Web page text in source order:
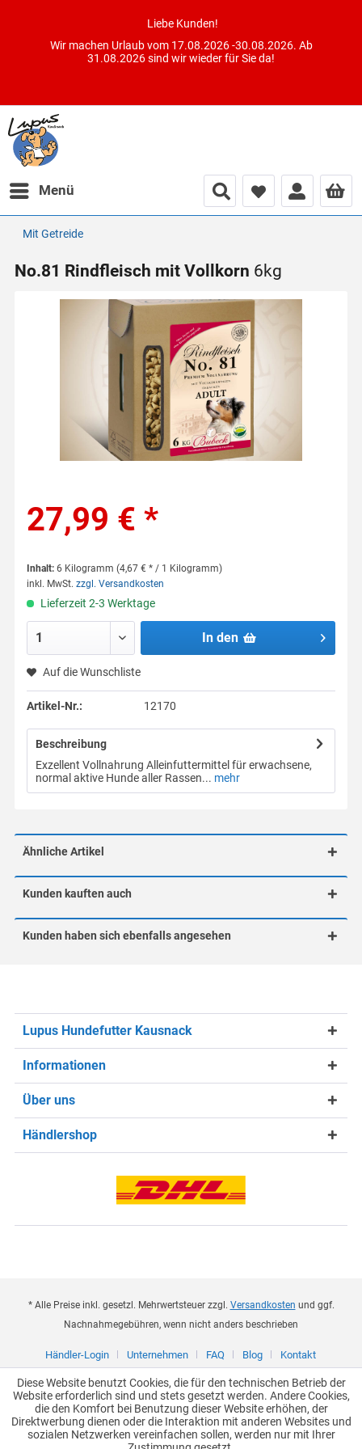
Liebe Kunden!
Wir machen Urlaub vom 17.08.2026 -30.08.2026. Ab
31.08.2026 sind wir wieder für Sie da!
Menü
Mit Getreide
No.81 Rindfleisch mit Vollkorn 6kg
27,99 € *
Inhalt: 6 Kilogramm (4,67 € * / 1 Kilogramm)
inkl. MwSt. zzgl. Versandkosten
Lieferzeit 2-3 Werktage
In den
Auf die Wunschliste
Artikel-Nr.: 12170
Beschreibung
Exzellent Vollnahrung Alleinfuttermittel für erwachsene,
normal aktive Hunde aller Rassen... mehr
Ähnliche Artikel
Kunden kauften auch
Kunden haben sich ebenfalls angesehen
Lupus Hundefutter Kausnack
Informationen
Über uns
Händlershop
* Alle Preise inkl. gesetzl. Mehrwertsteuer zzgl. Versandkosten und ggf.
Nachnahmegebühren, wenn nicht anders beschrieben
Händler-Login Unternehmen FAQ Blog Kontakt
Diese Website benutzt Cookies, die für den technischen Betrieb der
Website erforderlich sind und stets gesetzt werden. Andere Cookies,
die den Komfort bei Benutzung dieser Website erhöhen, der
Direktwerbung dienen oder die Interaktion mit anderen Websites und
sozialen Netzwerken vereinfachen sollen, werden nur mit Ihrer